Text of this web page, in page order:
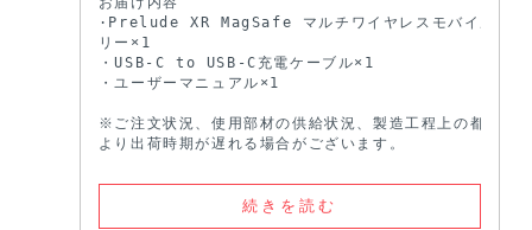
·Prelude XR MagSafe マルチワイヤレスモバイルバッ
リー×1
・USB-C to USB-C充電ケーブル×1
・ユーザーマニュアル×1
※ご注文状況、使用部材の供給状況、製造工程上の都合等
より出荷時期が遅れる場合がございます。
続きを読む